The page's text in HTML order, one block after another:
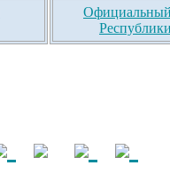
Официальный